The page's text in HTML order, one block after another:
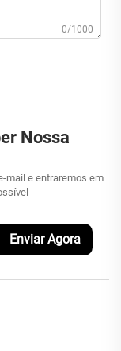
0/1000
Nossa
mail e entraremos em
Enviar Agora